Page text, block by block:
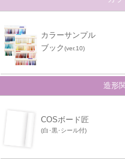
カラーサンプル
ブック(ver.10)
造形
COSボード匠
(白･黒･シール付)